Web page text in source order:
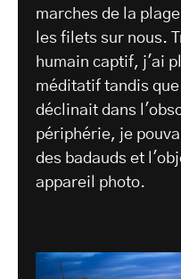
marches de la
les filets sur nous.
humain captif, j'ai
méditatif tandis
déclinait dans
périphérie, je
des badauds et
appareil photo.